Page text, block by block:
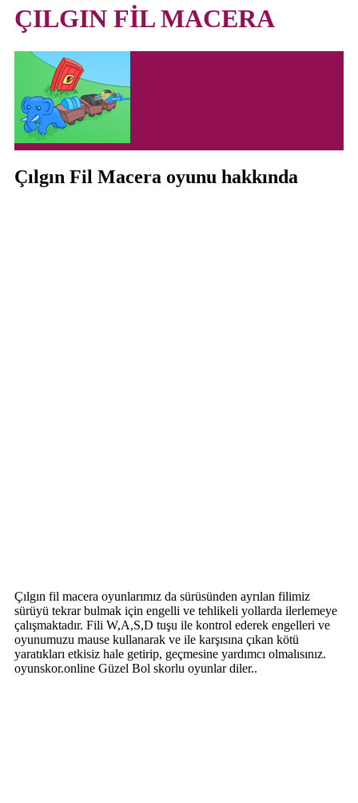
ÇILGIN FİL MACERA
Çılgın Fil Macera oyunu hakkında
Çılgın fil macera oyunlarımız da sürüsünden ayrılan filimiz
sürüyü tekrar bulmak için engelli ve tehlikeli yollarda ilerlemeye
çalışmaktadır. Fili W,A,S,D tuşu ile kontrol ederek engelleri ve
oyunumuzu mause kullanarak ve ile karşısına çıkan kötü
yaratıkları etkisiz hale getirip, geçmesine yardımcı olmalısınız.
oyunskor.online Güzel Bol skorlu oyunlar diler..